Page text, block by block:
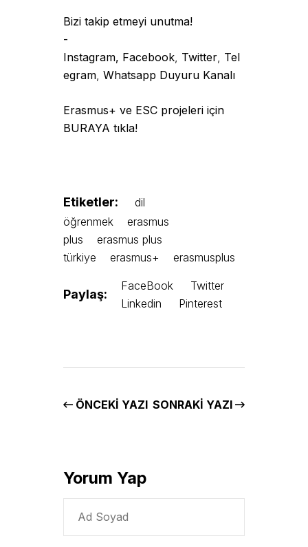
Bizi takip etmeyi unutma!
-
Instagram, Facebook Twitter Tel
egram Whatsapp Duyuru Kanalı
Erasmus+ ve ESC projeleri için
BURAYA tıkla!
Etiketler:
dil
öğrenmek
erasmus
plus
erasmus plus
türkiye
erasmus+ erasmusplus
Paylaş:
FaceBook
Twitter
Linkedin
Pinterest
ÖNCEKI YAZI SONRAKI YAZI
Yorum Yap